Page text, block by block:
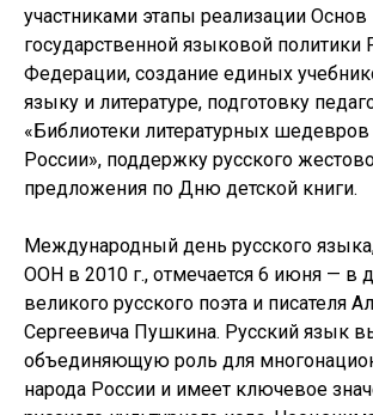
участниками этапы реализации Основ
государственной языковой политики
Федерации, создание единых
языку и литературе, подготовку
«Библиотеки литературных
России», поддержку русского
предложения по Дню детской книги.
Международный день русского
ООН в 2010 г., отмечается 6 июня — в
великого русского поэта и писателя
Сергеевича Пушкина. Русский язык
объединяющую роль для
народа России и имеет ключевое